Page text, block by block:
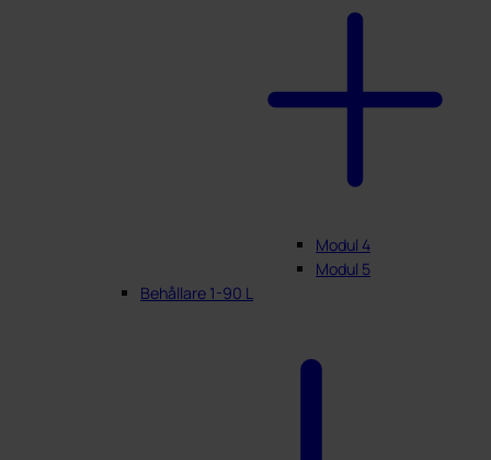
Modul 4
Modul 5
Behållare 1-90 L